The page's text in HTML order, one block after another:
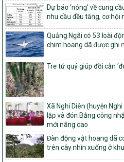
ương và tỉ lệ vốn đối ứng ngân
Chương trình mục tiêu quốc gia xây
nghèo bền vững và phát triển kinh tế
tộc thiểu số và miền núi giai đoạn
1451/QĐ-UBND
Phê duyệt danh sách các xã
trong xây dựng nông thôn mới giai
tỉnh Nghệ An
103/PTNT-NTM
Về việc đăng ký thực hiện Dự án
Dự án 2 – Chương trình Mục tiêu
giai đoạn 2021-2025 được kéo dài
827/QĐ-BNNMT
Quyết định Ban hành Kế hoạch
mục tiêu quốc gia xây dựng nông
Dự báo ‘nóng’ về cung
nhu cầu đều tăng, cơ hội
Quảng Ngãi có 53 loài
chim hoang dã được ghi
Tre tứ quý giúp đồi cằn
Xã Nghi Diên (huyện
lập và đón Bằng công
mới nâng cao
Đàn động vật hoang dã
trên cây nhìn xuống ở